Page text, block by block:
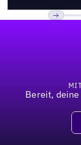
Bereit,